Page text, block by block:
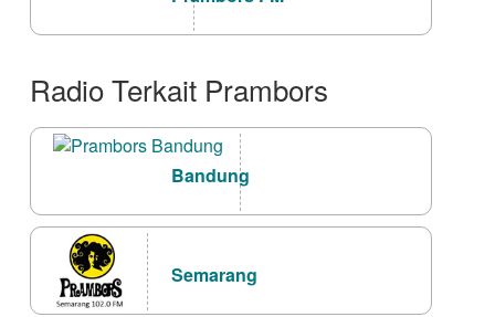
Radio Terkait Prambors
Bandung
Semarang